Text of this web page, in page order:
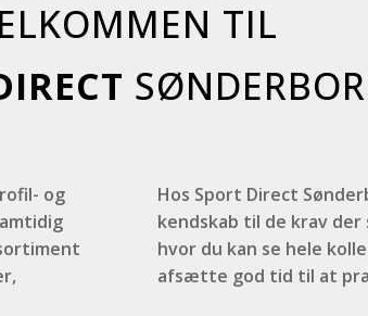
TIL
og
Hos Sport Direct
kendskab til de krav der
hvor du kan se hele
afsætte god tid til at